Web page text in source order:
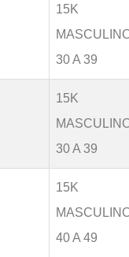
15K
30 A 39
15K
30 A 39
15K
40 A 49